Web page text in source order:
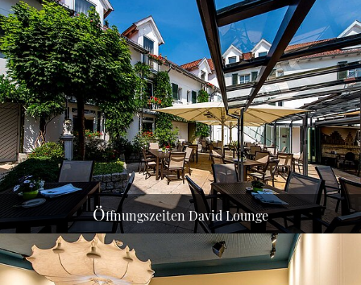
Öffnungszeiten David Lounge
Montag - Sonntag
Ab 15 Uhr geöffnet, Küche ab 18.00 Uhr
(Küchenannahme bis 21.30 Uhr)